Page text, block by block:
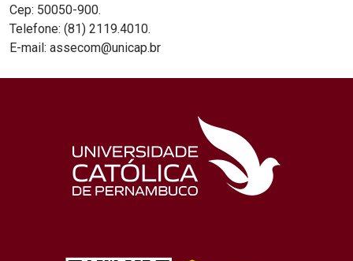
Cep: 50050-900.
Telefone: (81) 2119.4010.
E-mail: assecom@unicap.br